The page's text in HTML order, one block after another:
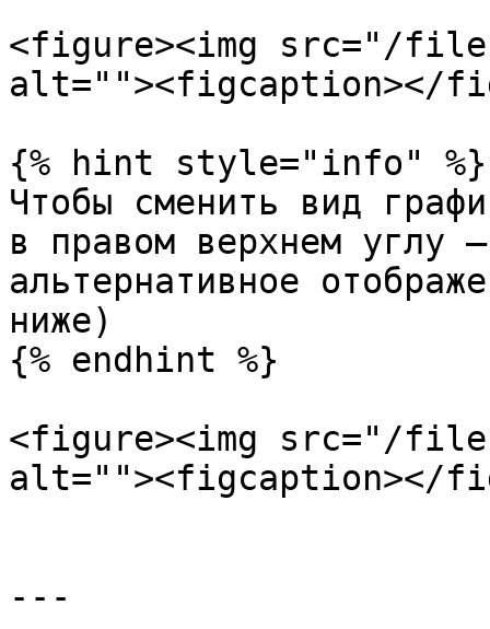
<figure><img src="/
alt=""><figcaption></
{% hint style="info" %}
Чтобы сменить вид
в правом верхнем углу
альтернативное
ниже)
{% endhint %}
<figure><img src="/files/
alt=""><figcaption></
---